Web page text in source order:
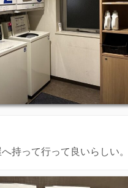
持って行って良いらしい。